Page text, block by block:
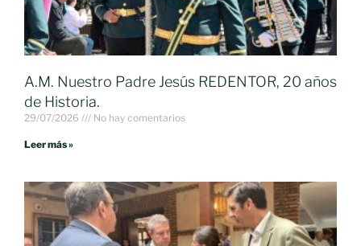
A.M. Nuestro Padre Jesús REDENTOR, 20 años
de Historia.
29/07/2026 No hay comentarios
Leer más »